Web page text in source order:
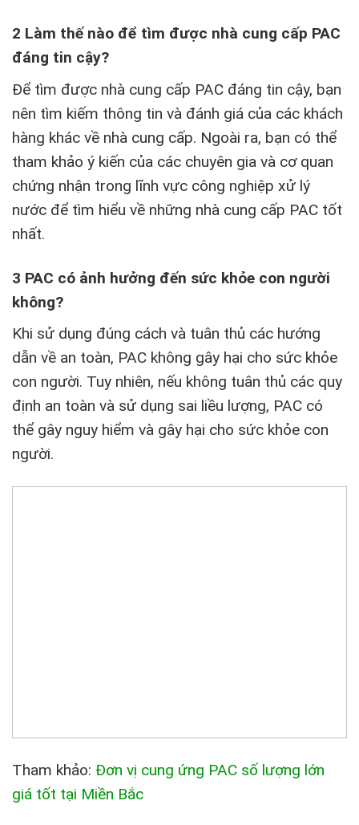
2 Làm thế nào để tìm được nhà cung cấp PAC
đáng tin cậy?
Để tìm được nhà cung cấp PAC đáng tin cậy, bạn
nên tìm kiếm thông tin và đánh giá của các khách
hàng khác về nhà cung cấp. Ngoài ra, bạn có thể
tham khảo ý kiến của các chuyên gia và cơ quan
chứng nhận trong lĩnh vực công nghiệp xử lý
nước để tìm hiểu về những nhà cung cấp PAC tốt
nhất.
3 PAC có ảnh hưởng đến sức khỏe con người
không?
Khi sử dụng đúng cách và tuân thủ các hướng
dẫn về an toàn, PAC không gây hại cho sức khỏe
con người. Tuy nhiên, nếu không tuân thủ các quy
định an toàn và sử dụng sai liều lượng, PAC có
thể gây nguy hiểm và gây hại cho sức khỏe con
người.
Tham khảo: Đơn vị cung ứng PAC số lượng lớn
giá tốt tại Miền Bắc